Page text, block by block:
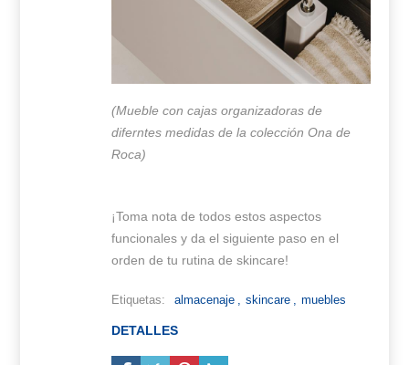
(Mueble con cajas organizadoras de
diferntes medidas de la colección Ona de
Roca)
¡Toma nota de todos estos aspectos
funcionales y da el siguiente paso en el
orden de tu rutina de skincare!
Etiquetas: almacenaje , skincare , muebles
DETALLES